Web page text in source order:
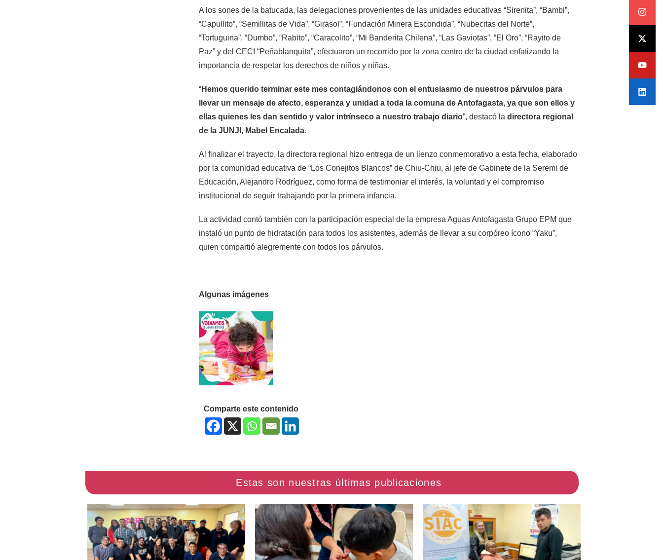
A los sones de la batucada, las delegaciones provenientes de las unidades educativas “Sirenita”, “Bambi”,
“Capullito”, “Semillitas de Vida”, “Girasol”, “Fundación Minera Escondida”, “Nubecitas del Norte”,
“Tortuguina”, “Dumbo”, “Rabito”, “Caracolito”, “Mi Banderita Chilena”, “Las Gaviotas”, “El Oro”, “Rayito de
Paz” y del CECI “Peñablanquita”, efectuaron un recorrido por la zona centro de la ciudad enfatizando la
importancia de respetar los derechos de niños y niñas.
“Hemos querido terminar este mes contagiándonos con el entusiasmo de nuestros párvulos para
llevar un mensaje de afecto, esperanza y unidad a toda la comuna de Antofagasta, ya que son ellos y
ellas quienes les dan sentido y valor intrínseco a nuestro trabajo diario”, destacó la directora regional
de la JUNJI, Mabel Encalada.
Al finalizar el trayecto, la directora regional hizo entrega de un lienzo conmemorativo a esta fecha, elaborado
por la comunidad educativa de “Los Conejitos Blancos” de Chiu-Chiu, al jefe de Gabinete de la Seremi de
Educación, Alejandro Rodríguez, como forma de testimoniar el interés, la voluntad y el compromiso
institucional de seguir trabajando por la primera infancia.
La actividad contó también con la participación especial de la empresa Aguas Antofagasta Grupo EPM que
instaló un punto de hidratación para todos los asistentes, además de llevar a su corpóreo ícono “Yaku”,
quien compartió alegremente con todos los párvulos.
Algunas imágenes
Comparte este contenido